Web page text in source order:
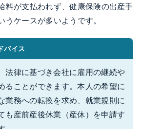
料が支払われず、健康保険の出産手
うケースが多いようです。
バイス
法律に基づき会社に雇用の継続や
ることができます。本人の希望に
業務への転換を求め、就業規則に
も産前産後休業（産休）を申請す